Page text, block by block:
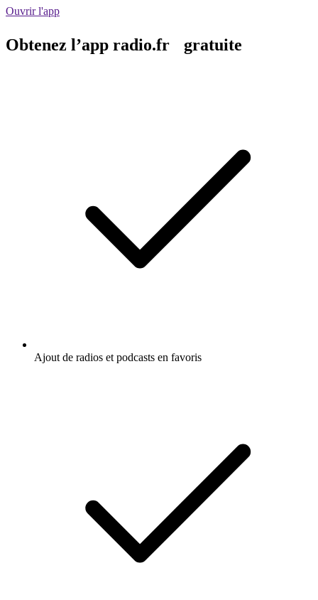
Ouvrir l'app
Obtenez l’app radio.fr gratuite
Ajout de radios et podcasts en favoris